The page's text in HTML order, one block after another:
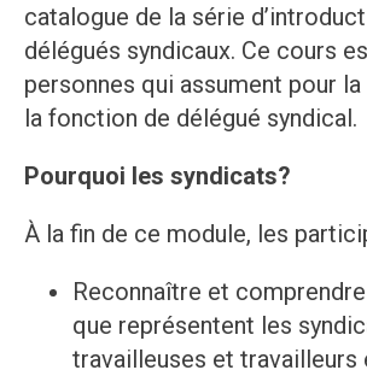
catalogue de la série
délégués syndicaux. Ce cours
personnes qui assument pour
la fonction de délégué syndical.
Pourquoi les syndicats?
À la fin de ce module, les
Reconnaître et comprendre
que représentent les
travailleuses et travailleurs